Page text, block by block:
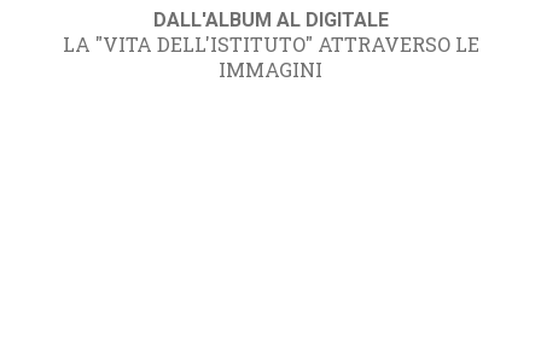
DALL'ALBUM AL DIGITALE
LA "VITA DELL'ISTITUTO" ATTRAVERSO LE
IMMAGINI